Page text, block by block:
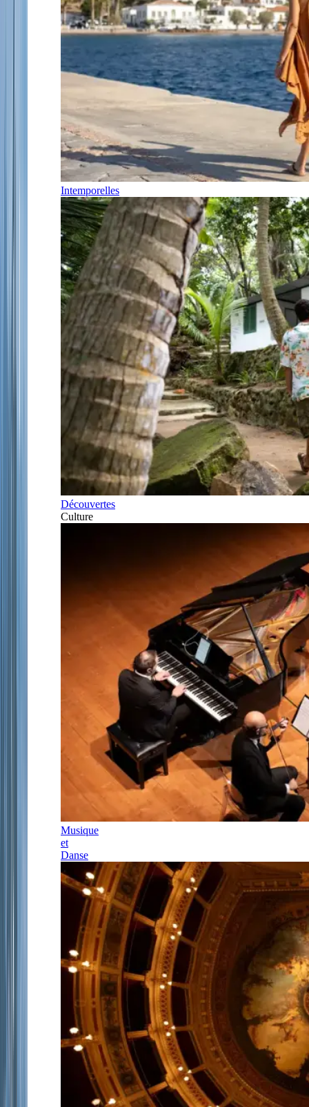
Intemporelles
Découvertes
Culture
Musique
et
Danse